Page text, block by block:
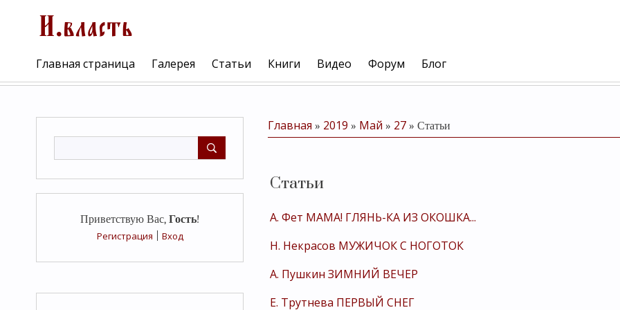
Главная страница Галерея Статьи Книги Видео Форум Блог
Приветствую Вас, Гость!
Регистрация
Вход
Главная » 2019 » Май » 27 » Статьи
Статьи
А. Фет МАМА! ГЛЯНЬ-КА ИЗ ОКОШКА...
Н. Некрасов МУЖИЧОК С НОГОТОК
А. Пушкин ЗИМНИЙ ВЕЧЕР
Е. Трутнева ПЕРВЫЙ СНЕГ